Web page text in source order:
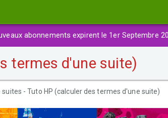
abonnements expirent le 1er Septembre
termes d'une suite)
suites - Tuto HP (calculer des termes d'une suite)